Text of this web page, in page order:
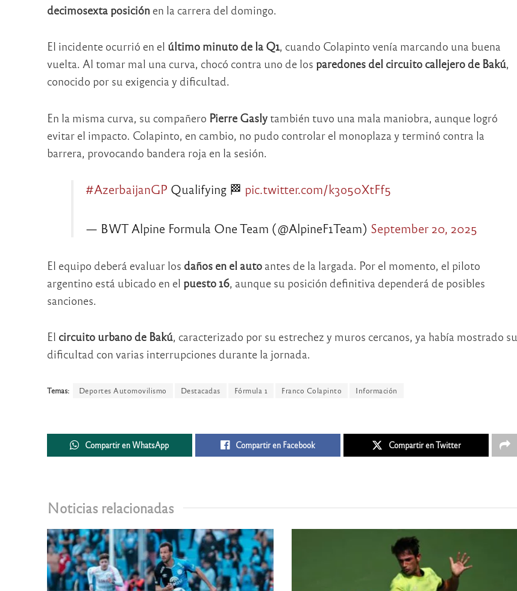
decimosexta posiciónen la carrera del domingo.
El incidente ocurrió en el último minuto de la Q1, cuando Colapinto venía marcando una buena
vuelta. Al tomar mal una curva, chocó contra uno de los paredones del circuito callejero de Bakú,
conocido por su exigencia y dificultad.
En la misma curva, su compañero Pierre Gaslytambién tuvo una mala maniobra, aunque logró
evitar el impacto. Colapinto, en cambio, no pudo controlar el monoplaza y terminó contra la
barrera, provocando bandera roja en la sesión.
#AzerbaijanGP Qualifying 🏁 pic.twitter.com/k3o50XtFf5
— BWT Alpine Formula One Team (@AlpineF1Team) September 20, 2025
El equipo deberá evaluar los daños en el autoantes de la largada. Por el momento, el piloto
argentino está ubicado en el puesto 16, aunque su posición definitiva dependerá de posibles
sanciones.
El circuito urbano de Bakú, caracterizado por su estrechez y muros cercanos, ya había mostrado su
dificultad con varias interrupciones durante la jornada.
Temas: Deportes Automovilismo Destacadas Fórmula 1 Franco Colapinto Información
Compartir en WhatsApp Compartir en Facebook Compartir en Twitter
Noticias relacionadas